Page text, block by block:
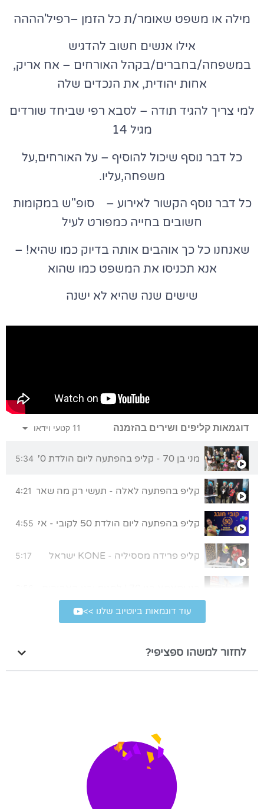
מילה או משפט שאומר/ת כל הזמן –רפיל'הההה
אילו אנשים חשוב להדגיש
במשפחה/בחברים/בקהל האורחים – אח אריק,
אחות יהודית, את הנכדים שלה
למי צריך להגיד תודה – לסבא רפי שביחד שורדים
מגיל 14
כל דבר נוסף שיכול להוסיף – על האורחים,על
משפחה,עליו.
כל דבר נוסף הקשור לאירוע – סופ"ש במקומות
חשובים בחייה כמפורט לעיל
שאנחנו כל כך אוהבים אותה בדיוק כמו שהיא! –
אנא תכניסו את המשפט כמו שהוא
שישים שנה שהיא לא ישנה
דוגמאות קליפים ושירים בהזמנה 11 קטעי וידאו
מני בן 70 - קליפ בהפתעה ליום הולדת 70 מכל המשפחה 5:34
קליפ בהפתעה לאלה - תעשי רק מה שאת אוהבת
4:21
קליפ בהפתעה ליום הולדת 50 לקובי - אללה בית"ר! 4:55
קליפ פרידה מססיליה - KONE ישראל 5:17
קליפ במתנה ליום הולדת 80 של סבא
קליפ בהפתעה לבר מצווה 5:43
קליפ יום הולדת 50 לאמא המלכה שלנו
קליפ בר מצווה ליונתן
עוד דוגמאות ביוטיוב שלנו >>
לחזור למשהו ספציפי?